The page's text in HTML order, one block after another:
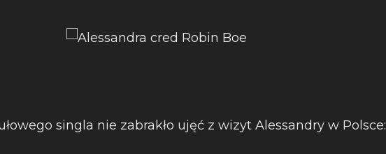
singla nie zabrakło ujęć z wizyt Alessandry w Polsce: